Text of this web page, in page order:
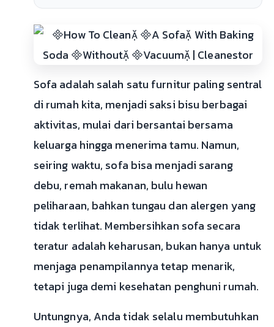
Sofa adalah salah satu furnitur paling sentral
di rumah kita, menjadi saksi bisu berbagai
aktivitas, mulai dari bersantai bersama
keluarga hingga menerima tamu. Namun,
seiring waktu, sofa bisa menjadi sarang
debu, remah makanan, bulu hewan
peliharaan, bahkan tungau dan alergen yang
tidak terlihat. Membersihkan sofa secara
teratur adalah keharusan, bukan hanya untuk
menjaga penampilannya tetap menarik,
tetapi juga demi kesehatan penghuni rumah.
Untungnya, Anda tidak selalu membutuhkan